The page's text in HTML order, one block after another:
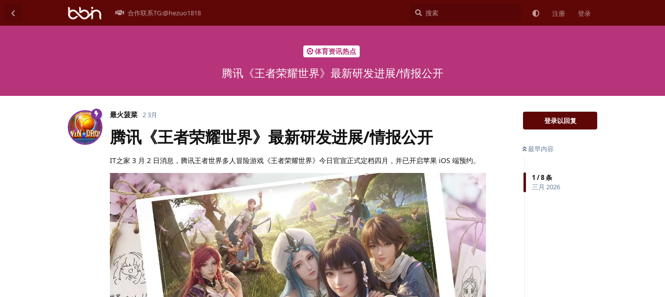
合作联系TG:@hezuo1818 注册 登录
体育资讯热点
腾讯《王者荣耀世界》最新研发进展/情报公开
登录以回复
最早内容
1 /8条
三月 2026
最火菠菜 2 3月
腾讯《王者荣耀世界》最新研发进展/情报公开
IT之家 3 月 2 日消息，腾讯王者世界多人冒险游戏《王者荣耀世界》今日官宣正式定档四月，并已开启苹果 iOS 端预约。